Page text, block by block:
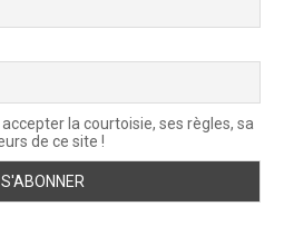
la courtoisie, ses règles, sa
de ce site !